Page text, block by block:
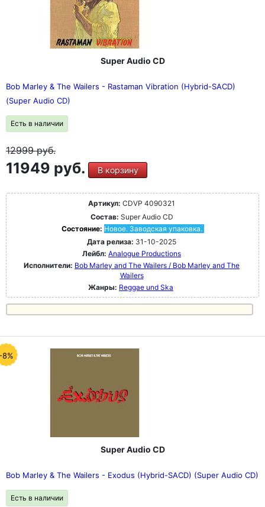
Super Audio CD
Bob Marley & The Wailers - Rastaman Vibration (Hybrid-SACD)
(Super Audio CD)
Есть в наличии
12999руб.
11949 руб. В корзину
Артикул: CDVP 4090321
Состав: Super Audio CD
Состояние: Новое. Заводская упаковка.
Дата релиза: 31-10-2025
Лейбл: Analogue Productions
Исполнители: Bob Marley and The Wailers / Bob Marley and The
Wailers
Жанры: Reggae und Ska
8%
Super Audio CD
Bob Marley & The Wailers - Exodus (Hybrid-SACD) (Super Audio CD)
Есть в наличии